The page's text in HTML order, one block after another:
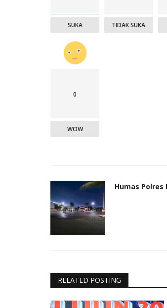
SUKA TIDAK SUKA
0
WOW
Humas Polres
RELATED POSTING